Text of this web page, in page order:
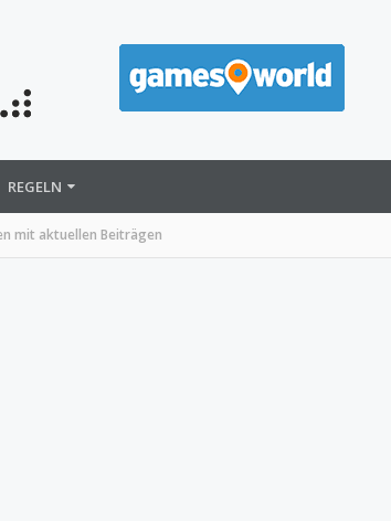
mit aktuellen Beiträgen
REGELN